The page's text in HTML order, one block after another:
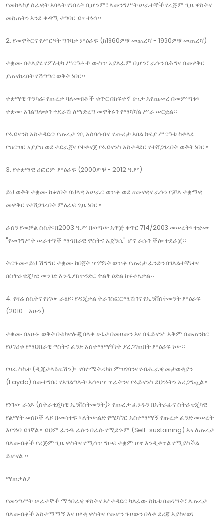
የመከላከያ ሰራዊት አባላት የነበሩት ቢሆንም፣ ለመንግሥት ሠራተኞች የረጅም ጊዜ ዋስትና
መስጠትን እንደ ቀዳሚ ተግባር ይዞ ተነሳ።
2. የመዋቅርና የሥርዓት ግንባታ ምዕራፍ (ከ1960ዎቹ መጨረሻ - 1990ዎቹ መጨረሻ)
ተቋሙ በተለያዩ የፖለቲካ ሥርዓቶች ውስጥ እያለፈም ቢሆን፣ ራሱን በሕግና በመዋቅር
ያጠናከረበት የሽግግር ወቅት ነበር።
ተቋማዊ ጥንካሬ፡ የጡረታ ባለመብቶች ቁጥር በከፍተኛ ሁኔታ እየጨመረ በመምጣቱ፣
ተቋሙ አገልግሎቱን ተደራሽ ለማድረግ መዋቅሩን የማሻሻል ሥራ ሠርቷል።
የፋይናንስ አስተዳደር፡ የጡረታ ገቢ አሰባሰብና የጡረታ አበል ክፍያ ሥርዓቱ ከቀላል
የዝርዝር አያያዝ ወደ ተደራጀና የተቀናጀ የፋይናንስ አስተዳደር የተሸጋገረበት ወቅት ነበር።
3. የተቋማዊ ሪፎርም ምዕራፍ (2000ዎቹ - 2012 ዓ.ም)
ይህ ወቅት ተቋሙ ከቆየበት ባህላዊ አሠራር ወጥቶ ወደ ዘመናዊና ራሱን የቻለ ተቋማዊ
መዋቅር የተሸጋገረበት ምዕራፍ ጊዜ ነበር።
ራስን የመቻል ስኬት፡ በ2003 ዓ.ም በወጣው አዋጅ ቁጥር 714/2003 መሠረት፣ ተቋሙ
"የመንግሥት ሠራተኞች ማኅበራዊ ዋስትና ኤጀንሲ" ሆኖ ራሱን ችሎ ተደራጀ።
ትርጉሙ፡ ይህ ሽግግር ተቋሙ ከበጀት ጥገኝነት ወጥቶ የጡረታ ፈንድን በገለልተኛነትና
በስትራቴጂካዊ መንገድ እንዲያስተዳድር ትልቅ ዕድል ከፍቶለታል።
4. የዛሬ ስኬትና የነገው ራዕይ፡ የዲጂታል ትራንስፎርሜሽንና የኢንቨስትመንት ምዕራፍ
(2010 - አሁን)
ተቋሙ በአሁኑ ወቅት በቴክኖሎጂ በላቀ ሁኔታ በመዘመን እና በፋይናንስ አቅም በመጠንከር
የሀገሪቱ የማህበራዊ ዋስትና ፈንድ አስተማማኝነት ያረጋገጠበት ምዕራፍ ነው።
የዛሬ ስኬት (ዲጂታላይዜሽን)፦ የባዮሜትሪክስ ምዝገባንና የብሔራዊ መታወቂያን
(Fayda) በመተግበር የአገልግሎት አሰጣጥ ጥራትንና የፋይናንስ ደህንነትን አረጋግጧል።
የነገው ራዕይ (ስትራቴጂካዊ ኢንቨስትመንት)፦ የጡረታ ፈንዱን በአትራፊና ስትራቴጂካዊ
የልማት መስኮች ላይ በመሳተፍ ፣ ለትውልድ የሚሻገር አስተማማኝ የጡረታ ፈንድ መሠረት
እየገነባ ይገኛል። ይህም ፈንዱ ራሱን በራሱ የሚደጉም (Self-sustaining) እና ለጡረታ
ባለመብቶች የረጅም ጊዜ ዋስትና የሚሰጥ ግዙፍ ተቋም ሆኖ እንዲቀጥል የሚያስችል
ይሆናል ።
ማጠቃለያ
የመንግሥት ሠራተኞች ማኅበራዊ ዋስትና አስተዳደር ካለፈው ስኬቱ በመነሣት፣ ለጡረታ
ባለመብቶች አስተማማኝ እና ዘላቂ ዋስትና የመሆን ጉዞውን በላቀ ደረጃ እያከናወነ